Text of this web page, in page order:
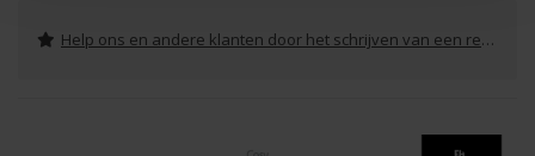
Help ons en andere klanten door het schrijven van een review